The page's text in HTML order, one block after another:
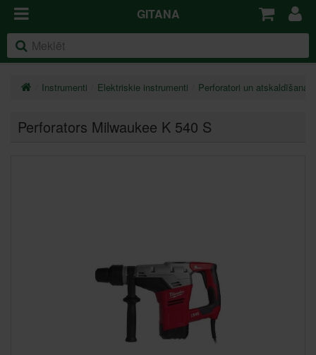
GITANA
Instrumenti Elektriskie instrumenti Perforatori un
Perforators Milwaukee K 540 S